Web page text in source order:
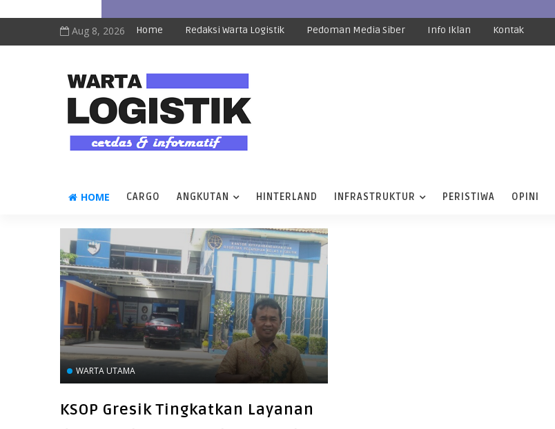
Aug 8, 2026 Home Redaksi Warta Logistik Pedoman Media Siber Info Iklan Kontak
HOME CARGO ANGKUTAN HINTERLAND INFRASTRUKTUR PERISTIWA OPINI
WARTA UTAMA
KSOP Gresik Tingkatkan Layanan